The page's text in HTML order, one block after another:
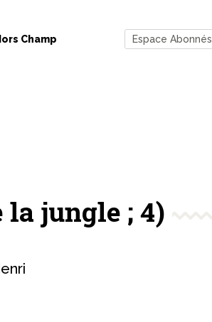
Champ Espace Abonnés
jungle ; 4)